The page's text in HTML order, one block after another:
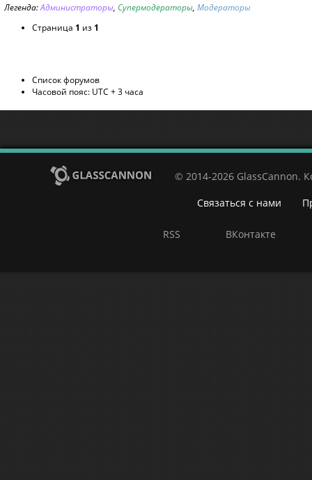
Легенда:Администраторы, Супермодераторы, Модераторы
Страница 1 из 1
Список форумов
Часовой пояс: UTC + 3 часа
© 2014-2026 GlassCannon.
Связаться с нами
RSS ВКонтакте